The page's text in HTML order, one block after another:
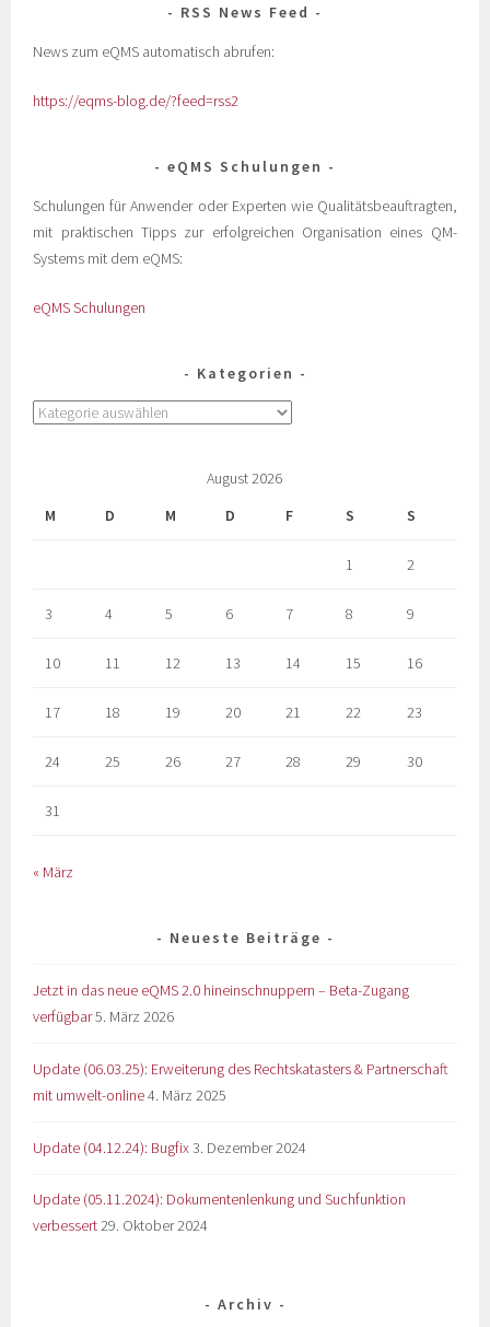
RSS News Feed
News zum eQMS automatisch abrufen:
https://eqms-blog.de/?feed=rss2
eQMS Schulungen
Schulungen für Anwender oder Experten wie Qualitätsbeauftragten,
mit praktischen Tipps zur erfolgreichen Organisation eines QM-
Systems mit dem eQMS:
eQMS Schulungen
Kategorien
August 2026
M
D M D F S S
1 2
3 4 5 6 7 8 9
10 11 12 13 14 15 16
17 18 19 20 21 22 23
24 25 26 27 28 29 30
31
« März
Neueste Beiträge
Jetzt in das neue eQMS 2.0 hineinschnuppern – Beta-Zugang
verfügbar5. März 2026
Update (06.03.25): Erweiterung des Rechtskatasters & Partnerschaft
mit umwelt-online4. März 2025
Update (04.12.24): Bugfix 3. Dezember 2024
Update (05.11.2024): Dokumentenlenkung und Suchfunktion
verbessert29. Oktober 2024
Archiv